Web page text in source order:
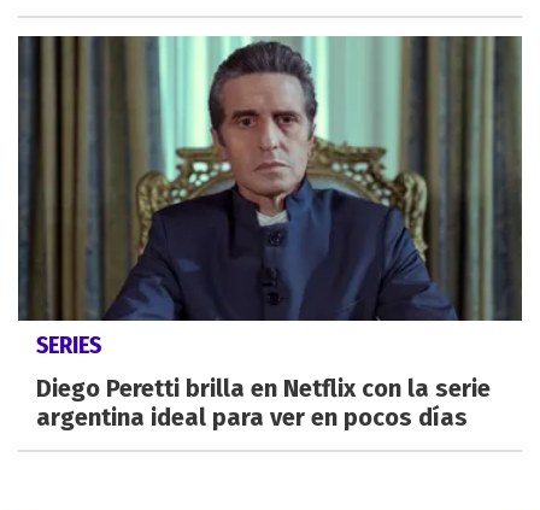
SERIES
Diego Peretti brilla en Netflix con la serie
argentina ideal para ver en pocos días